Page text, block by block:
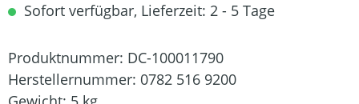
Sofort verfügbar, Lieferzeit: 2 - 5 Tage
Produktnummer: DC-100011790
Herstellernummer: 0782 516 9200